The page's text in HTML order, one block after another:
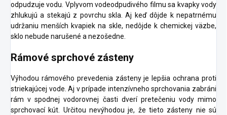
odpudzuje vodu. Vplyvom vodeodpudivého filmu sa kvapky vody
zhlukujú a stekajú z povrchu skla. Aj keď dôjde k nepatrnému
udržaniu menších kvapiek na skle, nedôjde k chemickej väzbe,
sklo nebude narušené a nezošedne.
Rámové sprchové zásteny
Výhodou rámového prevedenia zásteny je lepšia ochrana proti
striekajúcej vode. Aj v prípade intenzívneho sprchovania zabráni
rám v spodnej vodorovnej časti dverí pretečeniu vody mimo
sprchovací kút. Určitou nevýhodou je, že tieto zásteny nie sú